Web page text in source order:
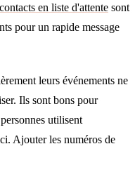
contacts en liste d'attente sont
pour un rapide message
leurs événements ne
Ils sont bons pour
utilisent
Ajouter les numéros de